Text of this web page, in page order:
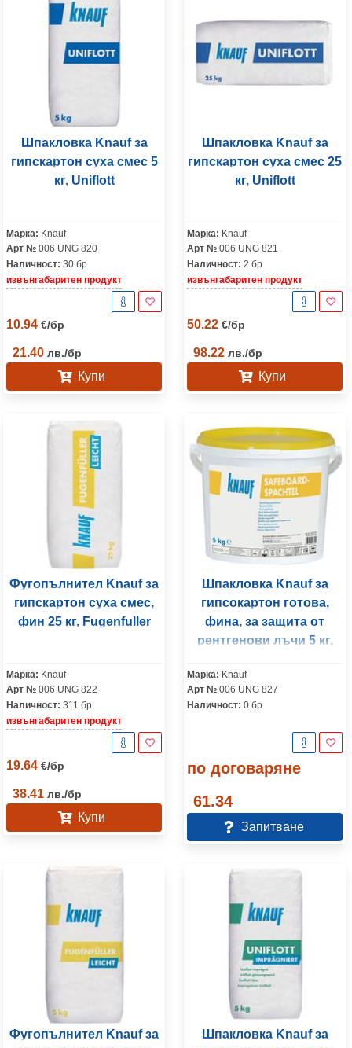
Шпакловка Knauf за
гипскартон суха смес 5
кг, Uniflott
Марка: Knauf
Арт № 006 UNG 820
Наличност: 30 бр
извънгабаритен продукт
10.94 €/бр
21.40 лв./бр
Купи
Шпакловка Knauf за
гипскартон суха смес 25
кг, Uniflott
Марка: Knauf
Арт № 006 UNG 821
Наличност: 2 бр
извънгабаритен продукт
50.22 €/бр
98.22 лв./бр
Купи
Фугопълнител Knauf за
гипскартон суха смес,
фин 25 кг, Fugenfuller
Марка: Knauf
Арт № 006 UNG 822
Наличност: 311 бр
извънгабаритен продукт
19.64 €/бр
38.41 лв./бр
Купи
Шпакловка Knauf за
гипсокартон готова,
фина, за защита от
рентгенови лъчи 5 кг,
Марка: Knauf
Арт № 006 UNG 827
Наличност: 0 бр
по договаряне
61.34
Запитване
Фугопълнител Knauf за
Шпакловка Knauf за